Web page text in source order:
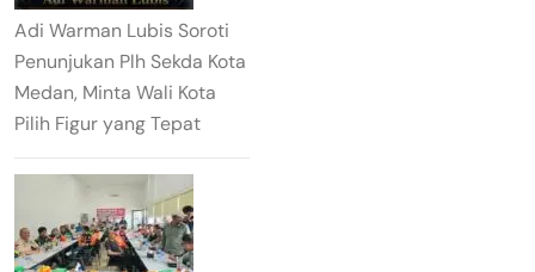
Adi Warman Lubis Soroti
Penunjukan Plh Sekda Kota
Medan, Minta Wali Kota
Pilih Figur yang Tepat